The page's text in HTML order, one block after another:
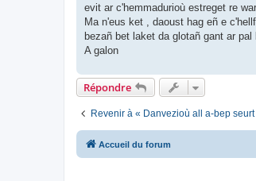
a
g
evit ar c'hemmadurioù estreget re
Ma n'eus ket , daoust hag eñ e
bezañ bet laket da glotañ gant ar pal
A galon
Répondre
Revenir à « Danvezioù all a-bep seurt
Accueil du forum